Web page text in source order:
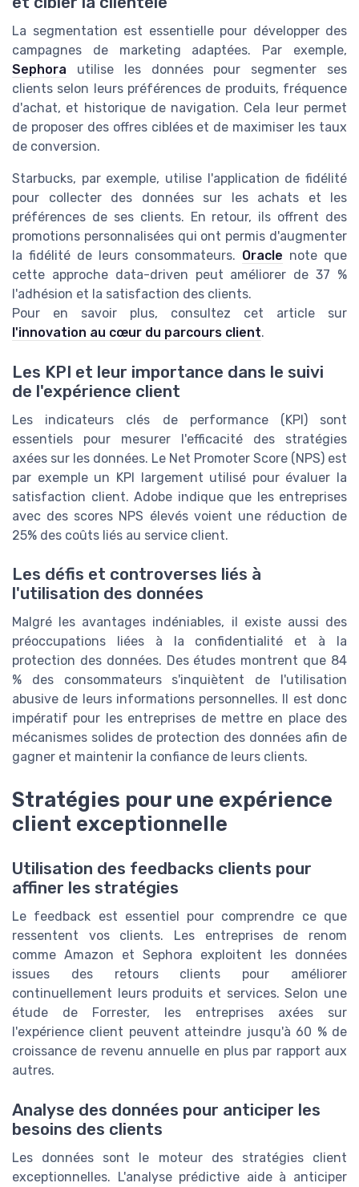
La segmentation est essentielle pour développer des
campagnes de marketing adaptées. Par exemple,
Sephora utilise les données pour segmenter ses
clients selon leurs préférences de produits, fréquence
d'achat, et historique de navigation. Cela leur permet
de proposer des offres ciblées et de maximiser les taux
de conversion.
Starbucks, par exemple, utilise l'application de fidélité
pour collecter des données sur les achats et les
préférences de ses clients. En retour, ils offrent des
promotions personnalisées qui ont permis d'augmenter
la fidélité de leurs consommateurs. Oracle note que
cette approche data-driven peut améliorer de 37 %
l'adhésion et la satisfaction des clients.
Pour en savoir plus, consultez cet article sur
l'innovation au cœur du parcours client.
Les KPI et leur importance dans le suivi
de l'expérience client
Les indicateurs clés de performance (KPI) sont
essentiels pour mesurer l'efficacité des stratégies
axées sur les données. Le Net Promoter Score (NPS) est
par exemple un KPI largement utilisé pour évaluer la
satisfaction client. Adobe indique que les entreprises
avec des scores NPS élevés voient une réduction de
25% des coûts liés au service client.
Les défis et controverses liés à
l'utilisation des données
Malgré les avantages indéniables, il existe aussi des
préoccupations liées à la confidentialité et à la
protection des données. Des études montrent que 84
% des consommateurs s'inquiètent de l'utilisation
abusive de leurs informations personnelles. Il est donc
impératif pour les entreprises de mettre en place des
mécanismes solides de protection des données afin de
gagner et maintenir la confiance de leurs clients.
Stratégies pour une expérience
client exceptionnelle
Utilisation des feedbacks clients pour
affiner les stratégies
Le feedback est essentiel pour comprendre ce que
ressentent vos clients. Les entreprises de renom
comme Amazon et Sephora exploitent les données
issues des retours clients pour améliorer
continuellement leurs produits et services. Selon une
étude de Forrester, les entreprises axées sur
l'expérience client peuvent atteindre jusqu'à 60 % de
croissance de revenu annuelle en plus par rapport aux
autres.
Analyse des données pour anticiper les
besoins des clients
Les données sont le moteur des stratégies client
exceptionnelles. L'analyse prédictive aide à anticiper